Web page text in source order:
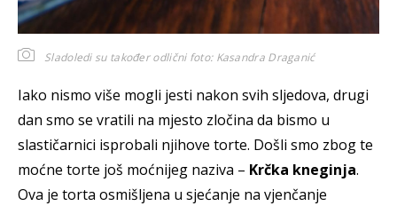
Sladoledi su također odlični foto: Kasandra Draganić
Iako nismo više mogli jesti nakon svih sljedova, drugi
dan smo se vratili na mjesto zločina da bismo u
slastičarnici isprobali njihove torte. Došli smo zbog te
moćne torte još moćnijeg naziva – Krčka kneginja.
Ova je torta osmišljena u sjećanje na vjenčanje